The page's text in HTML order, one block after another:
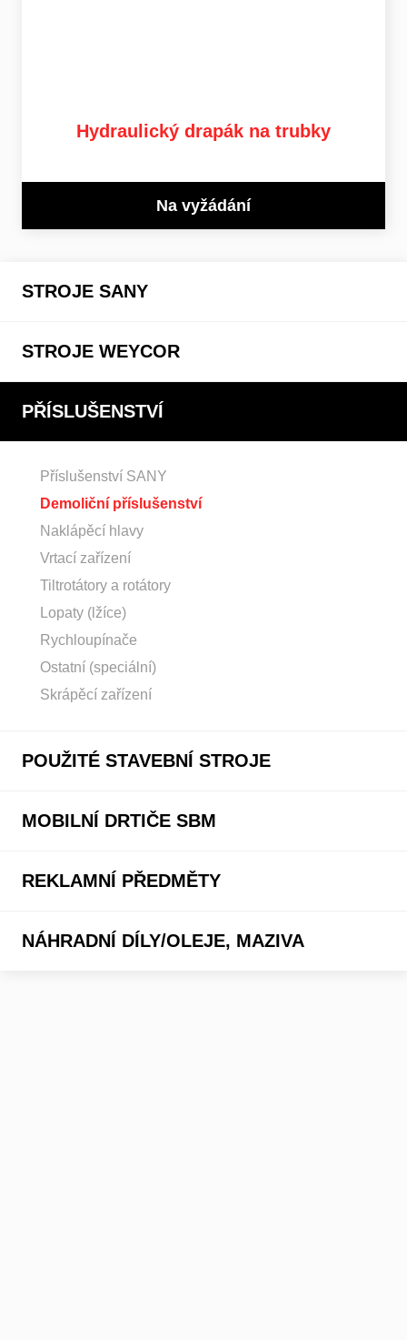
Hydraulický drapák na trubky
Na vyžádání
STROJE SANY
STROJE WEYCOR
PŘÍSLUŠENSTVÍ
Příslušenství SANY
Demoliční příslušenství
Naklápěcí hlavy
Vrtací zařízení
Tiltrotátory a rotátory
Lopaty (lžíce)
Rychloupínače
Ostatní (speciální)
Skrápěcí zařízení
POUŽITÉ STAVEBNÍ STROJE
MOBILNÍ DRTIČE SBM
REKLAMNÍ PŘEDMĚTY
NÁHRADNÍ DÍLY/OLEJE, MAZIVA